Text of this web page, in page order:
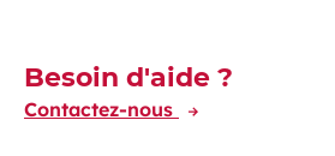
Découvrez-en plus
Besoin d'aide ?
Contactez-nous